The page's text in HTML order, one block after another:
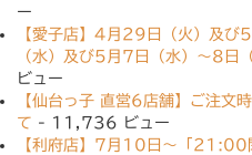
ー
【愛子店】4月29日（火）及
（水）及び5月7日（水）〜8日
ビュー
【仙台っ子 直営6店舗】ご注文
て - 11,736 ビュー
【利府店】7月10日〜「21:00